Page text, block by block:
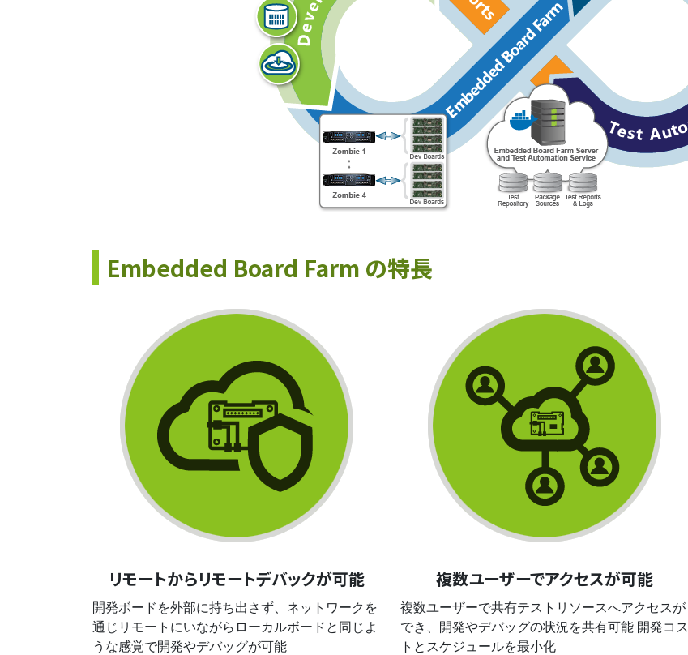
Embedded Board Farm の特長
リモートからリモートデバックが可能
開発ボードを外部に持ち出さず、ネットワークを
通じリモートにいながらローカルボードと同じよ
うな感覚で開発やデバッグが可能
複数ユーザーでアクセスが可能
複数ユーザーで共有テストリソースへアクセスが
でき、開発やデバッグの状況を共有可能 開発コス
トとスケジュールを最小化